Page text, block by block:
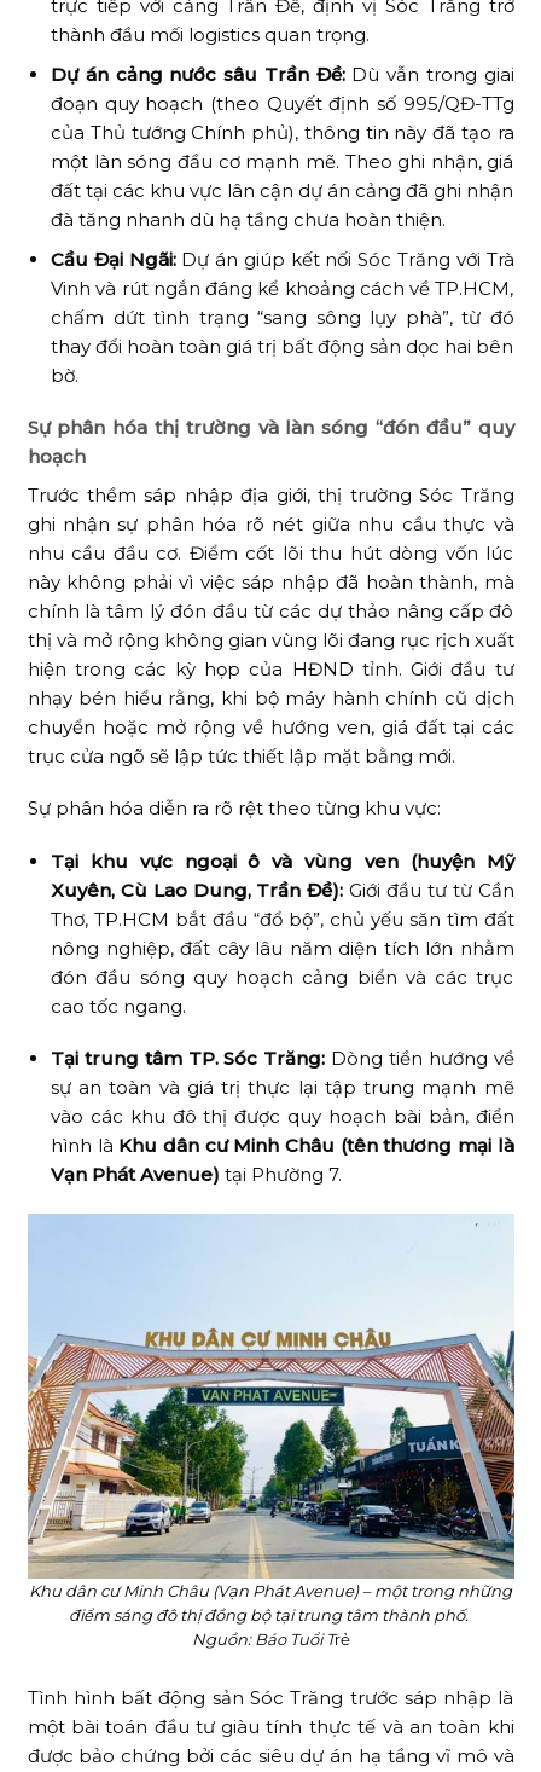
trực tiếp với cảng Trần Đề, định vị Sóc Trăng trở
thành đầu mối logistics quan trọng.
Dự án cảng nước sâu Trần Đề:Dù vẫn trong giai
đoạn quy hoạch (theo Quyết định số 995/QĐ-TTg
của Thủ tướng Chính phủ), thông tin này đã tạo ra
một làn sóng đầu cơ mạnh mẽ. Theo ghi nhận, giá
đất tại các khu vực lân cận dự án cảng đã ghi nhận
đà tăng nhanh dù hạ tầng chưa hoàn thiện.
Cầu Đại Ngãi:Dự án giúp kết nối Sóc Trăng với Trà
Vinh và rút ngắn đáng kể khoảng cách về TP.HCM,
chấm dứt tình trạng “sang sông lụy phà”, từ đó
thay đổi hoàn toàn giá trị bất động sản dọc hai bên
bờ.
Sự phân hóa thị trường và làn sóng “đón đầu” quy
hoạch
Trước thềm sáp nhập địa giới, thị trường Sóc Trăng
ghi nhận sự phân hóa rõ nét giữa nhu cầu thực và
nhu cầu đầu cơ. Điểm cốt lõi thu hút dòng vốn lúc
này không phải vì việc sáp nhập đã hoàn thành, mà
chính là tâm lý đón đầu từ các dự thảo nâng cấp đô
thị và mở rộng không gian vùng lõi đang rục rịch xuất
hiện trong các kỳ họp của HĐND tỉnh. Giới đầu tư
nhạy bén hiểu rằng, khi bộ máy hành chính cũ dịch
chuyển hoặc mở rộng về hướng ven, giá đất tại các
trục cửa ngõ sẽ lập tức thiết lập mặt bằng mới.
Sự phân hóa diễn ra rõ rệt theo từng khu vực:
Tại khu vực ngoại ô và vùng ven (huyện Mỹ
Xuyên, Cù Lao Dung, Trần Đề): Giới đầu tư từ Cần
Thơ, TP.HCM bắt đầu “đổ bộ”, chủ yếu săn tìm đất
nông nghiệp, đất cây lâu năm diện tích lớn nhằm
đón đầu sóng quy hoạch cảng biển và các trục
cao tốc ngang.
Tại trung tâm TP. Sóc Trăng: Dòng tiền hướng về
sự an toàn và giá trị thực lại tập trung mạnh mẽ
vào các khu đô thị được quy hoạch bài bản, điển
hình là Khu dân cư Minh Châu (tên thương mại là
Vạn Phát Avenue) tại Phường 7.
Khu dân cư Minh Châu (Vạn Phát Avenue) – một trong những
điểm sáng đô thị đồng bộ tại trung tâm thành phố.
Nguồn: Báo Tuổi Trẻ
Tình hình bất động sản Sóc Trăng trước sáp nhập là
một bài toán đầu tư giàu tính thực tế và an toàn khi
được bảo chứng bởi các siêu dự án hạ tầng vĩ mô và